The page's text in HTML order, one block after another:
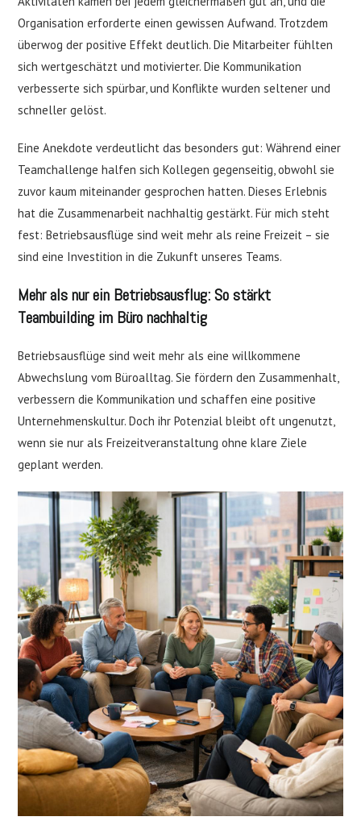
Organisation erforderte einen gewissen Aufwand. Trotzdem
überwog der positive Effekt deutlich. Die Mitarbeiter fühlten
sich wertgeschätzt und motivierter. Die Kommunikation
verbesserte sich spürbar, und Konflikte wurden seltener und
schneller gelöst.
Eine Anekdote verdeutlicht das besonders gut: Während einer
Teamchallenge halfen sich Kollegen gegenseitig, obwohl sie
zuvor kaum miteinander gesprochen hatten. Dieses Erlebnis
hat die Zusammenarbeit nachhaltig gestärkt. Für mich steht
fest: Betriebsausflüge sind weit mehr als reine Freizeit – sie
sind eine Investition in die Zukunft unseres Teams.
Mehr als nur ein Betriebsausflug: So stärkt
Teambuilding im Büro nachhaltig
Betriebsausflüge sind weit mehr als eine willkommene
Abwechslung vom Büroalltag. Sie fördern den Zusammenhalt,
verbessern die Kommunikation und schaffen eine positive
Unternehmenskultur. Doch ihr Potenzial bleibt oft ungenutzt,
wenn sie nur als Freizeitveranstaltung ohne klare Ziele
geplant werden.